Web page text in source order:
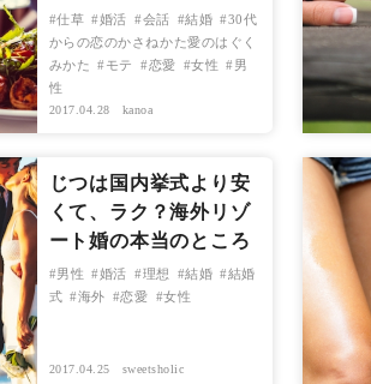
仕草 婚活 会話 結婚
30代
からの恋のかさねかた愛のはぐく
みかた
モテ 恋愛 女性
男
性
2017.04.28 kanoa
じつは国内挙式より安
くて、ラク？海外リゾ
ート婚の本当のところ
男性 婚活 理想 結婚
結婚
式
海外 恋愛 女性
2017.04.25 sweetsholic